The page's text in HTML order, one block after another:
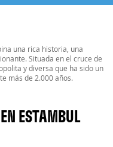
una rica historia, una
Situada en el cruce de
y diversa que ha sido un
más de 2.000 años.
ESTAMBUL